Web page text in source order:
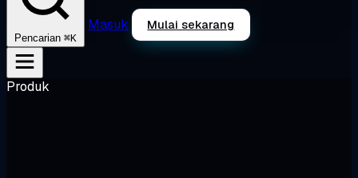
Pencarian ⌘K
Masuk Mulai sekarang
Produk